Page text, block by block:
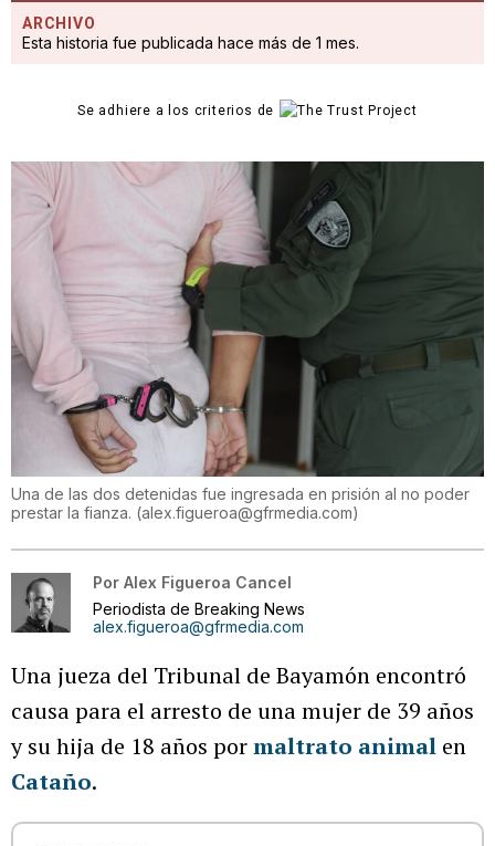
ARCHIVO
Esta historia fue publicada hace más de 1 mes.
Se adhiere a los criterios de
Una de las dos detenidas fue ingresada en prisión al no poder
prestar la fianza. (alex.figueroa@gfrmedia.com)
Por Alex Figueroa Cancel
Periodista de Breaking News
alex.figueroa@gfrmedia.com
Una jueza del Tribunal de Bayamón encontró
causa para el arresto de una mujer de 39 años
y su hija de 18 años pormaltrato animal en
Cataño.